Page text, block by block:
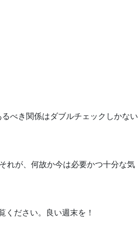
べき関係はダブルチェックしかない
れが、何故か今は必要かつ十分な気
ださい。良い週末を！